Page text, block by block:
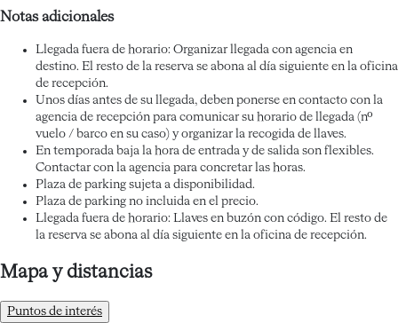
Notas adicionales
Llegada fuera de horario: Organizar llegada con agencia en
destino. El resto de la reserva se abona al día siguiente en la oficina
de recepción.
Unos días antes de su llegada, deben ponerse en contacto con la
agencia de recepción para comunicar su horario de llegada (nº
vuelo / barco en su caso) y organizar la recogida de llaves.
En temporada baja la hora de entrada y de salida son flexibles.
Contactar con la agencia para concretar las horas.
Plaza de parking sujeta a disponibilidad.
Plaza de parking no incluida en el precio.
Llegada fuera de horario: Llaves en buzón con código. El resto de
la reserva se abona al día siguiente en la oficina de recepción.
Mapa y distancias
Puntos de interés